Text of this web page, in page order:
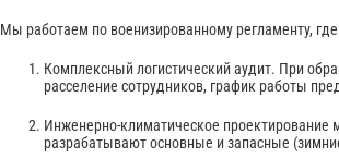
Мы работаем по военизированному регламенту,
Комплексный логистический аудит. При
расселение сотрудников, график работы
Инженерно-климатическое проектирование
разрабатывают основные и запасные